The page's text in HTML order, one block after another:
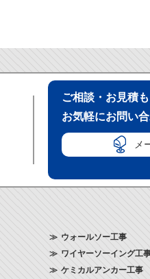
ご相談・お見積
お気軽にお問い
メ
ウォールソー工事
ワイヤーソーイング工
ケミカルアンカー工事